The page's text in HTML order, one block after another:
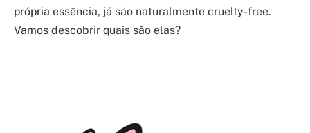
própria essência, já são naturalmente cruelty-free.
Vamos descobrir quais são elas?